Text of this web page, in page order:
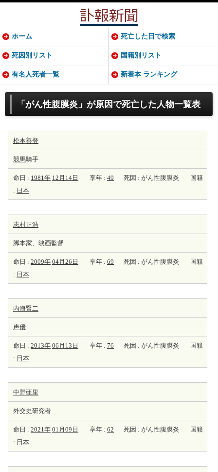
「がん性腹膜炎」が原因で死亡した人物一覧表
松本善登
競馬騎手
命日 : 1981年 12月14日 享年 : 49 死因 : がん性腹膜炎
国籍
: 日本
志村正浩
脚本家、 映画監督
命日 : 2009年 04月26日 享年 : 69 死因 : がん性腹膜炎
国籍
: 日本
内海賢二
声優
命日 : 2013年 06月13日 享年 : 76 死因 : がん性腹膜炎
国籍
: 日本
中野亜里
外交史研究者
命日 : 2021年 01月09日 享年 : 62 死因 : がん性腹膜炎
国籍
: 日本
ホーム 死亡した日で検索
死因別リスト 国籍別リスト
有名人死者一覧 新着本 ランキング